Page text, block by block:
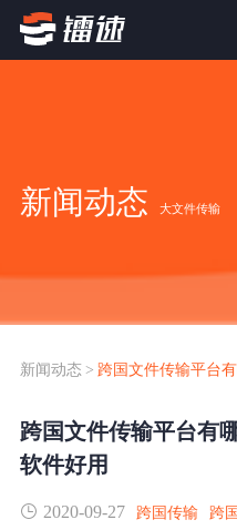
FTP替代升级
SDK传输应用集成
跨国数据传输
案例
新闻动态
生态合作
新闻动态 大文件传输
新闻动态 > 跨国文件传输平台
跨国文件传输平台有
软件好用
2020-09-27 跨国传输 跨